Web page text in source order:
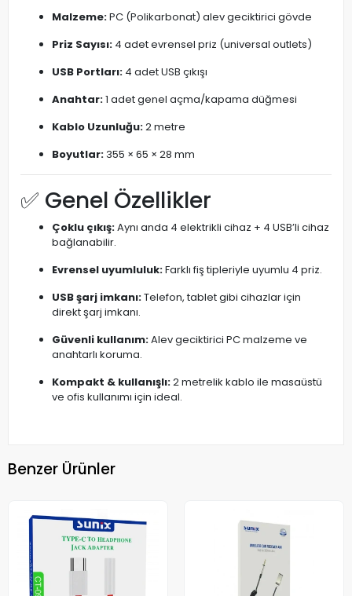
Malzeme:PC (Polikarbonat) alev geciktirici gövde
Priz Sayısı: 4 adet evrensel priz (universal outlets)
USB Portları: 4 adet USB çıkışı
Anahtar:1 adet genel açma/kapama düğmesi
Kablo Uzunluğu:2 metre
Boyutlar:355 × 65 × 28 mm
✅ Genel Özellikler
Çoklu çıkış:Aynı anda 4 elektrikli cihaz + 4 USB’li cihaz
bağlanabilir.
Evrensel uyumluluk:Farklı fiş tipleriyle uyumlu 4 priz.
USB şarj imkanı:Telefon, tablet gibi cihazlar için
direkt şarj imkanı.
Güvenli kullanım:Alev geciktirici PC malzeme ve
anahtarlı koruma.
Kompakt & kullanışlı:2 metrelik kablo ile masaüstü
ve ofis kullanımı için ideal.
Benzer Ürünler